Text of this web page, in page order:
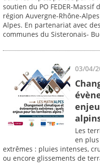
soutien du PO FEDER-Massif
région Auvergne-Rhône-
Alpes. En partenariat avec
communes du Sisteronais-
03/04/
Les
en
extrêmes : pluies intenses,
ou encore glissements de